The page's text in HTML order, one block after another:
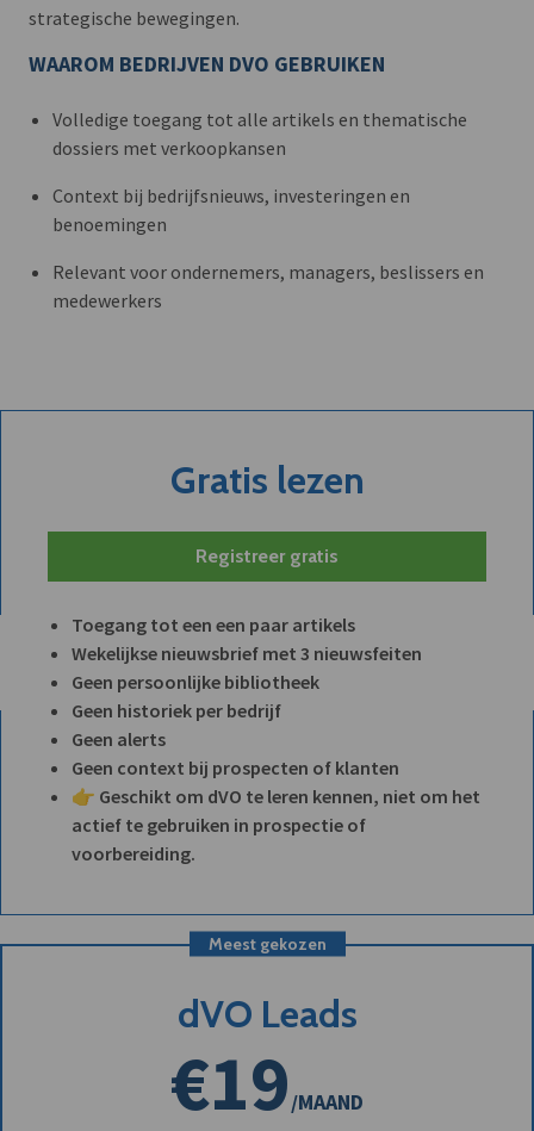
strategische bewegingen.
WAAROM BEDRIJVEN DVO GEBRUIKEN
Volledige toegang tot alle artikels en thematische
dossiers met verkoopkansen
Context bij bedrijfsnieuws, investeringen en
benoemingen
Relevant voor ondernemers, managers, beslissers en
medewerkers
Gratis lezen
Registreer gratis
Toegang tot een een paar artikels
Wekelijkse nieuwsbrief met 3 nieuwsfeiten
Geen persoonlijke bibliotheek
Geen historiek per bedrijf
Geen alerts
Geen context bij prospecten of klanten
👉 Geschikt om dVO te leren kennen, niet om het
actief te gebruiken in prospectie of
voorbereiding.
Meest gekozen
dVO Leads
€19/MAAND